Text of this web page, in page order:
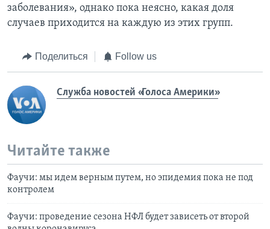
заболевания», однако пока неясно, какая доля
случаев приходится на каждую из этих групп.
Поделиться Follow us
Служба новостей «Голоса Америки»
Читайте также
Фаучи: мы идем верным путем, но эпидемия пока не под
контролем
Фаучи: проведение сезона НФЛ будет зависеть от второй